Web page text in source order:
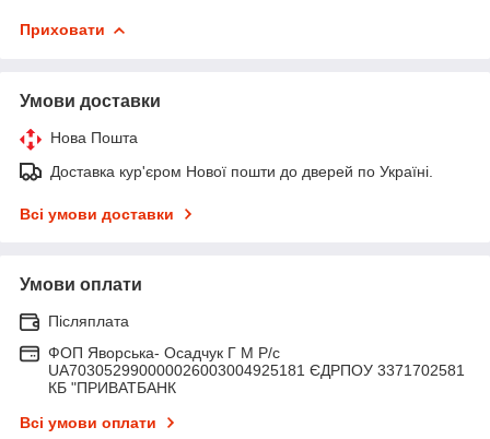
Приховати
Умови доставки
Нова Пошта
Доставка кур'єром Нової пошти до дверей по Україні.
Всі умови доставки
Умови оплати
Післяплата
ФОП Яворська- Осадчук Г М Р/c
UA703052990000026003004925181 ЄДРПОУ 3371702581
КБ "ПРИВАТБАНК
Всі умови оплати